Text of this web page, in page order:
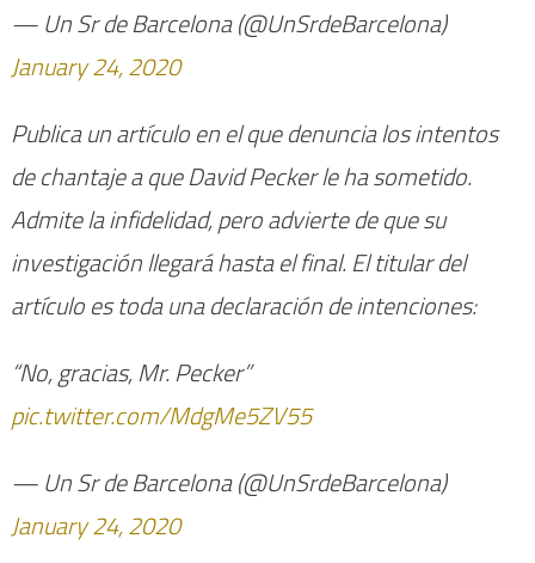
— Un Sr de Barcelona (@UnSrdeBarcelona)
January 24, 2020
Publica un artículo en el que denuncia los intentos
de chantaje a que David Pecker le ha sometido.
Admite la infidelidad, pero advierte de que su
investigación llegará hasta el final. El titular del
artículo es toda una declaración de intenciones:
“No, gracias, Mr. Pecker”
pic.twitter.com/MdgMe5ZV55
— Un Sr de Barcelona (@UnSrdeBarcelona)
January 24, 2020